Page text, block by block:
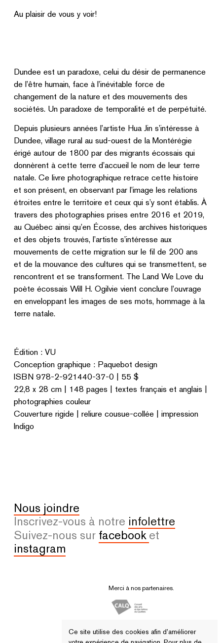
Au plaisir de vous y voir!
Dundee est un paradoxe, celui du désir de permanence
de l’être humain, face à l’inévitable force de
changement de la nature et des mouvements des
sociétés. Un paradoxe de temporalité et de perpétuité.
Depuis plusieurs années l’artiste Hua Jin s’intéresse à
Dundee, village rural au sud-ouest de la Montérégie
érigé autour de 1800 par des migrants écossais qui
donnèrent à cette terre d’accueil le nom de leur terre
natale. Ce livre photographique retrace cette histoire
et son présent, en observant par l’image les relations
étroites entre le territoire et ceux qui s’y sont établis. À
travers des photographies prises entre 2016 et 2019,
au Québec ainsi qu’en Écosse, des archives historiques
et des objets trouvés, l’artiste s’intéresse aux
mouvements de cette migration sur le fil de 200 ans
et de la mouvance des cultures qui se transmettent, se
rencontrent et se transforment. The Land We Love du
poète écossais Will H. Ogilvie vient conclure l’ouvrage
en enveloppant les images de ses mots, hommage à la
terre natale.
Édition : VU
Conception graphique : Paquebot design
ISBN 978-2-921440-37-0 | 55 $
22,8 x 28 cm | 148 pages | textes français et anglais |
photographies couleur
Couverture rigide | reliure cousue-collée | impression
Indigo
Nous joindre
Inscrivez-vous à notre infolettre
Suivez-nous sur facebook et
instagram
Merci à nos partenaires.
Ce site utilise des cookies afin d’améliorer